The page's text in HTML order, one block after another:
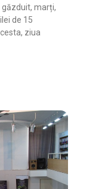
marți,
de 15
ziua